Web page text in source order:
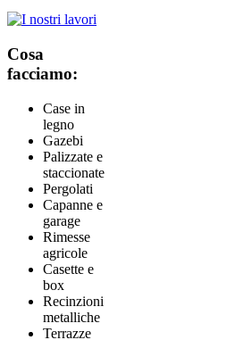
Cosa
facciamo:
Case in
legno
Gazebi
Palizzate e
staccionate
Pergolati
Capanne e
garage
Rimesse
agricole
Casette e
box
Recinzioni
metalliche
Terrazze